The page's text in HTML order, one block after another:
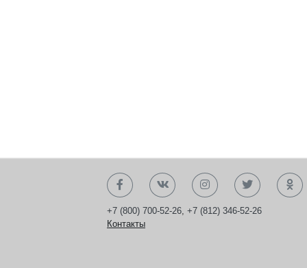
+7 (800) 700-52-26, +7 (812) 346-52-26
Контакты